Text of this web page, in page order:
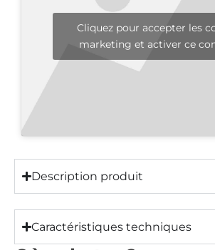
Cliquez pour accepter les
marketing et activer ce
Description produit
Caractéristiques techniques